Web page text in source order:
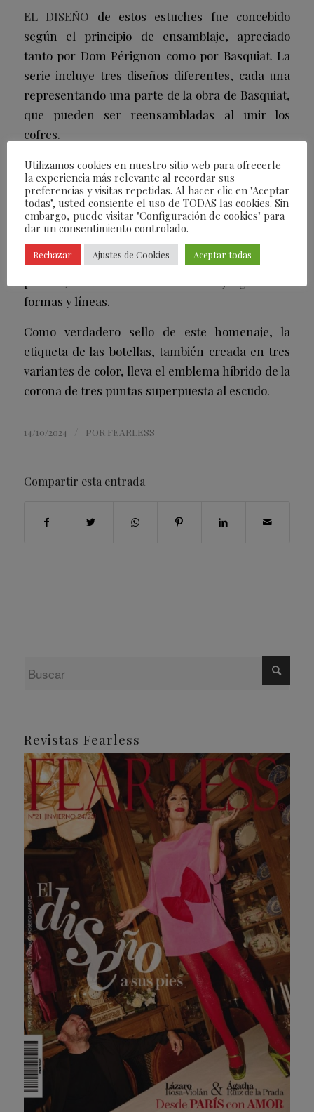
EL DISEÑO de estos estuches fue concebido
según el principio de ensamblaje, apreciado
tanto por Dom Pérignon como por Basquiat. La
serie incluye tres diseños diferentes, cada una
representando una parte de la obra de Basquiat,
que pueden ser reensambladas al unir los
cofres.
Para reforzar aún más el sentido del encuentro
entre Dom Pérignon y Basquiat, cada una de las
tres partes de la obra fue estudiada en sus
componentes para que el nombre y el emblema
de la Maison se inscribieran armoniosamente en
la caja, dentro de los campos de color de la
formas y líneas.
Como verdadero sello de este homenaje, la
etiqueta de las botellas, también creada en tres
variantes de color, lleva el emblema híbrido de la
corona de tres puntas superpuesta al escudo.
14/10/2024 POR FEARLESS
Compartir esta entrada
Revistas Fearless
Utilizamos cookies en nuestro sitio web para ofrecerle
la experiencia más relevante al recordar sus
preferencias y visitas repetidas. Al hacer clic en "Aceptar
todas", usted consiente el uso de TODAS las cookies. Sin
embargo, puede visitar "Configuración de cookies" para
dar un consentimiento controlado.
Rechazar Ajustes de Cookies Aceptar todas